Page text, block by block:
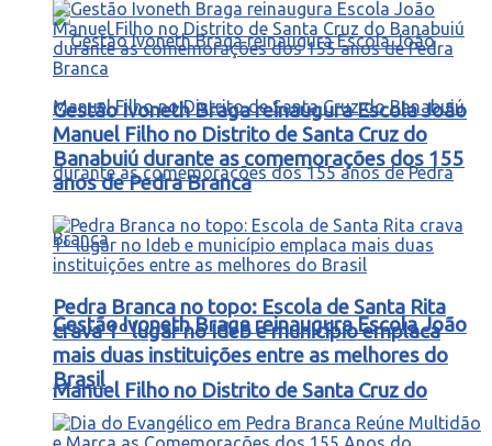
Gestão Ivoneth Braga reinaugura Escola João
Manuel Filho no Distrito de Santa Cruz do
Gestão Ivoneth Braga reinaugura Escola João
Manuel Filho no Distrito de Santa Cruz do
Banabuiú durante as comemorações dos 155
anos de Pedra Branca
Pedra Branca no topo: Escola de Santa Rita
crava 1º lugar no Ideb e município emplaca
mais duas instituições entre as melhores do
Brasil